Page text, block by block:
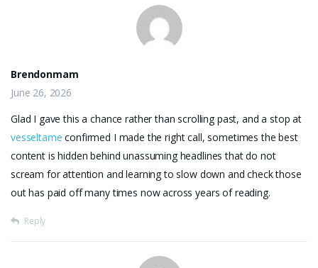
Brendonmam
June 26, 2026
Glad I gave this a chance rather than scrolling past, and a stop at
vesseltame confirmed I made the right call, sometimes the best
content is hidden behind unassuming headlines that do not
scream for attention and learning to slow down and check those
out has paid off many times now across years of reading.
Reply